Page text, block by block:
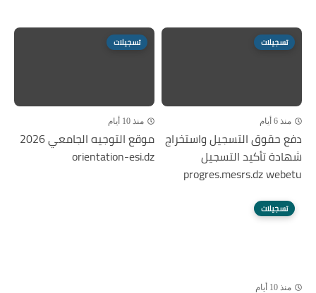
تسجيلات
منذ 6 أيام
دفع حقوق التسجيل واستخراج
شهادة تأكيد التسجيل
progres.mesrs.dz webetu
تسجيلات
منذ 10 أيام
موقع التوجيه الجامعي 2026
orientation-esi.dz
تسجيلات
منذ 10 أيام